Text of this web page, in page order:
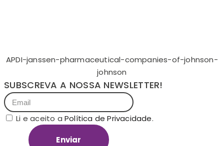
APDI-janssen-pharmaceutical-companies-of-johnson-
johnson
SUBSCREVA A NOSSA NEWSLETTER!
Li e aceito aPolítica de Privacidade.
Enviar